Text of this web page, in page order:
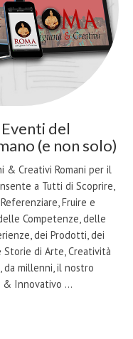
del
(e non solo)
& Creativi Romani per il
a Tutti di Scoprire,
Fruire e
Competenze, delle
dei Prodotti, dei
Storie di Arte, Creatività
da millenni, il nostro
& Innovativo …